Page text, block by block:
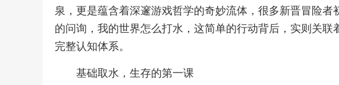
泉，更是蕴含着深邃游戏哲学的奇妙流体，很多新晋冒险
的问询，我的世界怎么打水，这简单的行动背后，实则关
完整认知体系。
基础取水，生存的第一课